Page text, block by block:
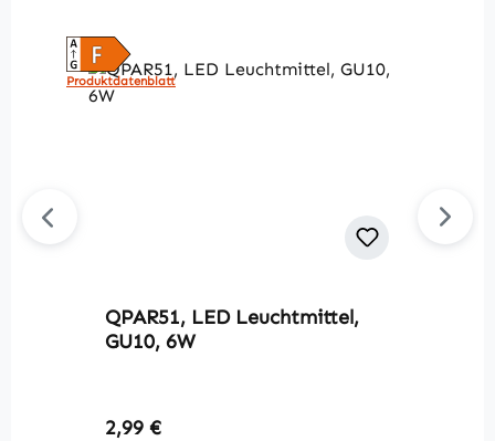
Produktdatenblatt
QPAR51, LED Leuchtmittel,
GU10, 6W
Regulärer Preis:
2,99 €